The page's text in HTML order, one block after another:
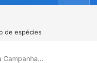
10 mil mudas usadas na
Campanha…